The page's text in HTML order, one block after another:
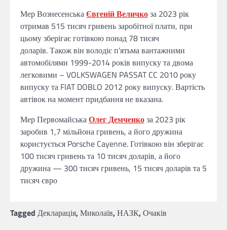
Мер ВознесенськаЄвгеній Величкоза 2023 рік
отримав 515 тисяч гривень заробітної плати, при
цьому зберігає готівкою понад 78 тисяч
доларів. Також він володіє п’ятьма вантажними
автомобілями 1999-2014 років випуску та двома
легковими – VOLKSWAGEN PASSAT CC 2010 року
випуску та FIAT DOBLO 2012 року випуску. Вартість
автівок на момент придбання не вказана.
Мер ПервомайськаОлег Демченкоза 2023 рік
заробив 1,7 мільйона гривень, а його дружина
користується Porsche Cayenne. Готівкою він зберігає
100 тисяч гривень та 10 тисяч доларів, а його
дружина — 300 тисяч гривень, 15 тисяч доларів та 5
тисяч євро
Tagged Декларація,Миколаїв,НАЗК,Очаків